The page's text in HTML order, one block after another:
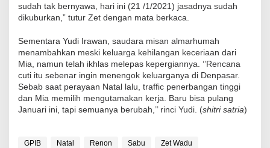
sudah tak bernyawa, hari ini (21 /1/2021) jasadnya sudah
dikuburkan,” tutur Zet dengan mata berkaca.
Sementara Yudi Irawan, saudara misan almarhumah
menambahkan meski keluarga kehilangan keceriaan dari
Mia, namun telah ikhlas melepas kepergiannya. ‘’Rencana
cuti itu sebenar ingin menengok keluarganya di Denpasar.
Sebab saat perayaan Natal lalu, traffic penerbangan tinggi
dan Mia memilih mengutamakan kerja. Baru bisa pulang
Januari ini, tapi semuanya berubah,’’ rinci Yudi. (shitri satria)
GPIB Natal Renon Sabu Zet Wadu